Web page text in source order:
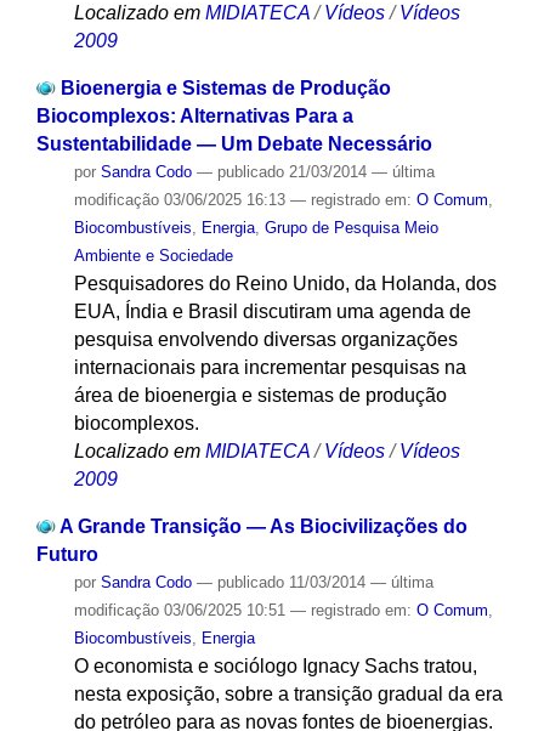
Localizado em MIDIATECA /Vídeos /Vídeos
2009
Bioenergia e Sistemas de Produção
Biocomplexos: Alternativas Para a
Sustentabilidade — Um Debate Necessário
por Sandra Codo — publicado21/03/2014 — última
modificação03/06/2025 16:13 — registrado em: O Comum,
Biocombustíveis, Energia, Grupo de Pesquisa Meio
Ambiente e Sociedade
Pesquisadores do Reino Unido, da Holanda, dos
EUA, Índia e Brasil discutiram uma agenda de
pesquisa envolvendo diversas organizações
internacionais para incrementar pesquisas na
área de bioenergia e sistemas de produção
biocomplexos.
Localizado em MIDIATECA /Vídeos /Vídeos
2009
A Grande Transição — As Biocivilizações do
Futuro
por Sandra Codo — publicado11/03/2014 — última
modificação03/06/2025 10:51 — registrado em: O Comum
Biocombustíveis
Energia
O economista e sociólogo Ignacy Sachs tratou,
nesta exposição, sobre a transição gradual da era
do petróleo para as novas fontes de bioenergias.